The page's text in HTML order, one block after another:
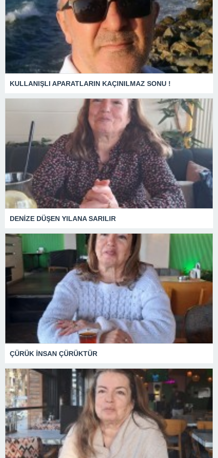
KULLANIŞLI APARATLARIN KAÇINILMAZ SONU !
DENİZE DÜŞEN YILANA SARILIR
ÇÜRÜK İNSAN ÇÜRÜKTÜR